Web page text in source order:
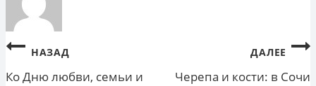
Навигация
по
НАЗАД
Ко Дню любви, семьи и
ДАЛЕЕ
Черепа и кости: в Сочи